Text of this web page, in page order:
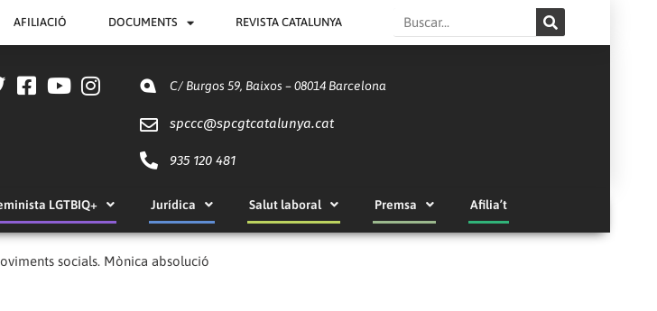
AFILIACIÓ DOCUMENTS REVISTA CATALUNYA Search
C/ Burgos 59, Baixos – 08014 Barcelona
spccc@spcgtcatalunya.cat
935 120 481
LGTBIQ+ Jurídica Salut laboral Premsa Afilia’t
socials. Mònica absolució